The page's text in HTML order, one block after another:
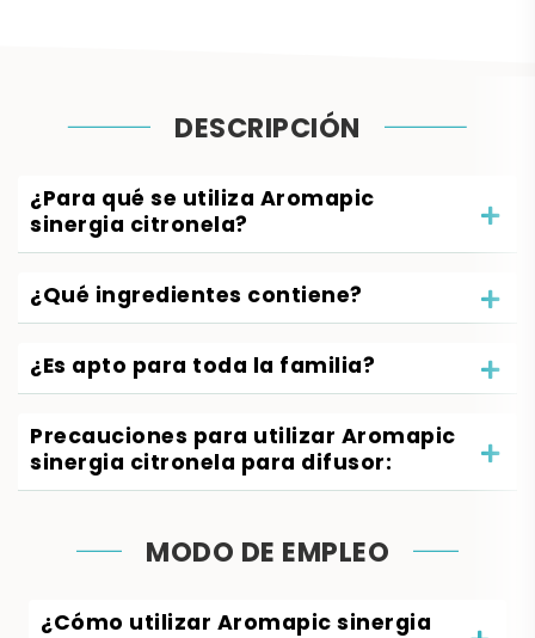
DESCRIPCIÓN
¿Para qué se utiliza Aromapic
sinergia citronela?
¿Qué ingredientes contiene?
¿Es apto para toda la familia?
Precauciones para utilizar Aromapic
sinergia citronela para difusor:
MODO DE EMPLEO
¿Cómo utilizar Aromapic sinergia